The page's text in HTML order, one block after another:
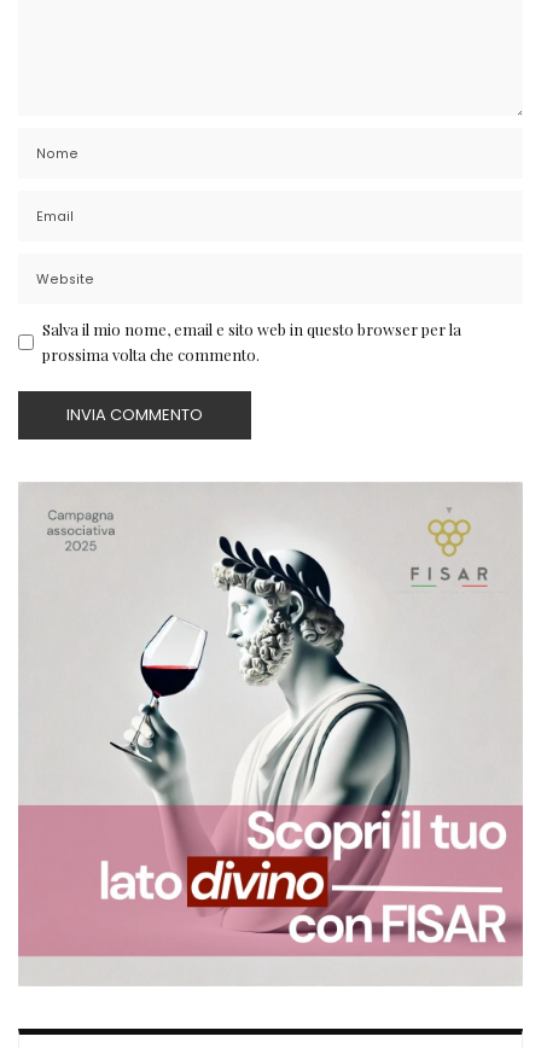
Salva il mio nome, email e sito web in questo browser per la
prossima volta che commento.